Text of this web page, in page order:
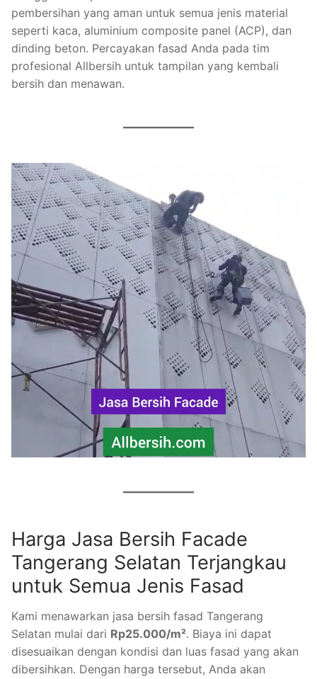
pembersihan yang aman untuk semua jenis material
seperti kaca, aluminium composite panel (ACP), dan
dinding beton. Percayakan fasad Anda pada tim
profesional Allbersih untuk tampilan yang kembali
bersih dan menawan.
Harga Jasa Bersih Facade
Tangerang Selatan Terjangkau
untuk Semua Jenis Fasad
Kami menawarkan jasa bersih fasad Tangerang
Selatan mulai dari Rp25.000/m². Biaya ini dapat
disesuaikan dengan kondisi dan luas fasad yang akan
dibersihkan. Dengan harga tersebut, Anda akan